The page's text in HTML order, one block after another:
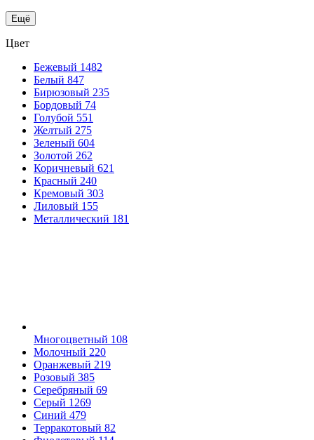
Ещё
Цвет
Бежевый 1482
Белый 847
Бирюзовый 235
Бордовый 74
Голубой 551
Желтый 275
Зеленый 604
Золотой 262
Коричневый 621
Красный 240
Кремовый 303
Лиловый 155
Металлический 181
Многоцветный 108
Молочный 220
Оранжевый 219
Розовый 385
Серебряный 69
Серый 1269
Синий 479
Терракотовый 82